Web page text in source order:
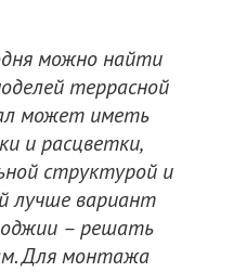
можно найти
террасной
может иметь
и расцветки,
структурой и
лучше вариант
– решать
Для монтажа